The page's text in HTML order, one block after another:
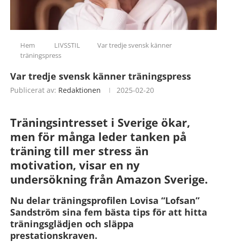
Hem LIVSSTIL
Var tredje svensk känner
träningspress
Var tredje svensk känner träningspress
Publicerat av: Redaktionen 2025-02-20
Träningsintresset i Sverige ökar,
men för många leder tanken på
träning till mer stress än
motivation, visar en ny
undersökning från Amazon Sverige.
Nu delar träningsprofilen Lovisa “Lofsan”
Sandström sina fem bästa tips för att hitta
träningsglädjen och släppa
prestationskraven.